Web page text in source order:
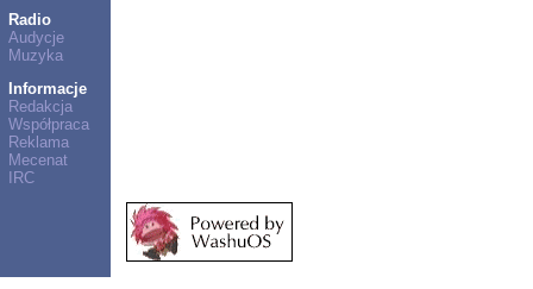
Radio
Audycje
Muzyka
Informacje
Redakcja
Współpraca
Reklama
Mecenat
IRC